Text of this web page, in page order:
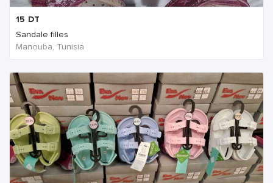
15 DT
Sandale filles
Manouba, Tunisia